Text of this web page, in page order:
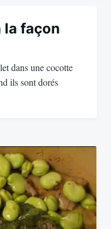
la façon
dans une cocotte
ils sont dorés